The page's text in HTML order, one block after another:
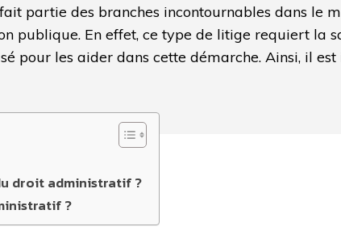
partie des branches incontournables dans le
publique. En effet, ce type de litige requiert la
pour les aider dans cette démarche. Ainsi, il
droit administratif ?
?